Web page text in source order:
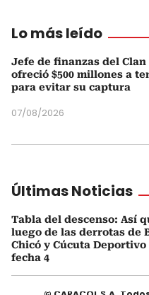
Lo más leído
Jefe de finanzas del Clan
ofreció $500 millones a
para evitar su captura
07/08/2026
Últimas Noticias
Tabla del descenso: Así
luego de las derrotas de
Chicó y Cúcuta Deportivo
fecha 4